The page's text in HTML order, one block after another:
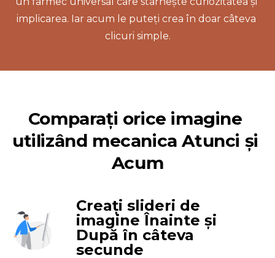
implicarea. Iar acum le puteți crea în doar câteva
clicuri simple.
Comparați orice imagine
utilizând mecanica Atunci și
Acum
Creați slideri de
imagine Înainte și
După în câteva
secunde